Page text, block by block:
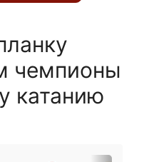
чемпионы
катанию